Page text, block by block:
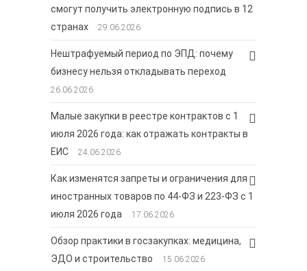
смогут получить электронную подпись в 12
странах
29.06.2026
Нештрафуемый период по ЭПД: почему
бизнесу нельзя откладывать переход
26.06.2026
Малые закупки в реестре контрактов с 1
июля 2026 года: как отражать контракты в
ЕИС
24.06.2026
Как изменятся запреты и ограничения для
иностранных товаров по 44-ФЗ и 223-ФЗ с 1
июля 2026 года
17.06.2026
Обзор практики в госзакупках: медицина,
ЭДО и строительство
15.06.2026